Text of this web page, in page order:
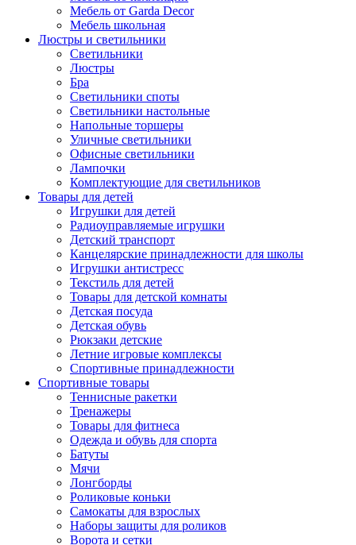
Мебель от Garda Decor
Мебель школьная
Люстры и светильники
Светильники
Люстры
Бра
Светильники споты
Светильники настольные
Напольные торшеры
Уличные светильники
Офисные светильники
Лампочки
Комплектующие для светильников
Товары для детей
Игрушки для детей
Радиоуправляемые игрушки
Детский транспорт
Канцелярские принадлежности для школы
Игрушки антистресс
Текстиль для детей
Товары для детской комнаты
Детская посуда
Детская обувь
Рюкзаки детские
Летние игровые комплексы
Спортивные принадлежности
Спортивные товары
Теннисные ракетки
Тренажеры
Товары для фитнеса
Одежда и обувь для спорта
Батуты
Мячи
Лонгборды
Роликовые коньки
Самокаты для взрослых
Наборы защиты для роликов
Ворота и сетки